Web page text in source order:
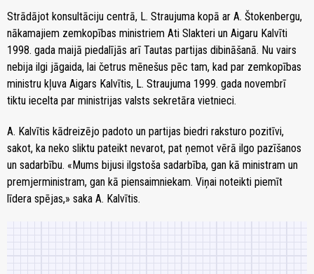
Strādājot konsultāciju centrā, L. Straujuma kopā ar A. Štokenbergu,
nākamajiem zemkopības ministriem Ati Slakteri un Aigaru Kalvīti
1998. gada maijā piedalījās arī Tautas partijas dibināšanā. Nu vairs
nebija ilgi jāgaida, lai četrus mēnešus pēc tam, kad par zemkopības
ministru kļuva Aigars Kalvītis, L. Straujuma 1999. gada novembrī
tiktu iecelta par ministrijas valsts sekretāra vietnieci.
A. Kalvītis kādreizējo padoto un partijas biedri raksturo pozitīvi,
sakot, ka neko sliktu pateikt nevarot, pat ņemot vērā ilgo pazīšanos
un sadarbību. «Mums bijusi ilgstoša sadarbība, gan kā ministram un
premjerministram, gan kā piensaimniekam. Viņai noteikti piemīt
līdera spējas,» saka A. Kalvītis.